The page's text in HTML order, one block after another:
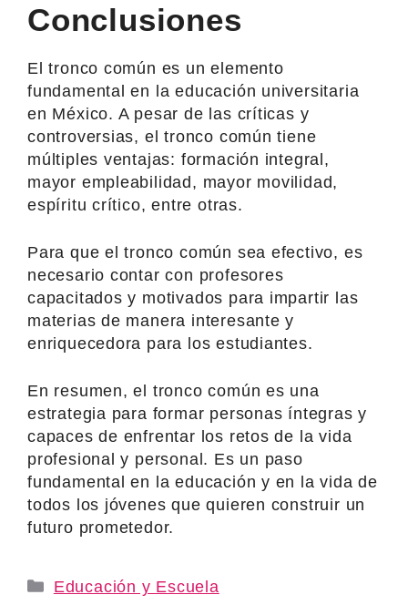
Conclusiones
El tronco común es un elemento
fundamental en la educación universitaria
en México. A pesar de las críticas y
controversias, el tronco común tiene
múltiples ventajas: formación integral,
mayor empleabilidad, mayor movilidad,
espíritu crítico, entre otras.
Para que el tronco común sea efectivo, es
necesario contar con profesores
capacitados y motivados para impartir las
materias de manera interesante y
enriquecedora para los estudiantes.
En resumen, el tronco común es una
estrategia para formar personas íntegras y
capaces de enfrentar los retos de la vida
profesional y personal. Es un paso
fundamental en la educación y en la vida de
todos los jóvenes que quieren construir un
futuro prometedor.
Categories
Educación y Escuela